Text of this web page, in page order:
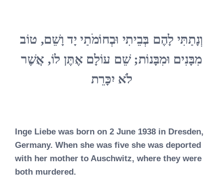
וְנָתַתִּי לָהֶם בְּבֵיתִי וּבְחוֹמֹתַי יָד וָשֵׁם, טוֹב
מִבָּנִים וּמִבָּנוֹת; שֵׁם עוֹלָם אֶתֶּן לוֹ, אֲשֶׁר
לֹא יִכָּרֵת
Inge Liebe was born on 2 June 1938 in Dresden,
Germany. When she was five she was deported
with her mother to Auschwitz, where they were
both murdered.